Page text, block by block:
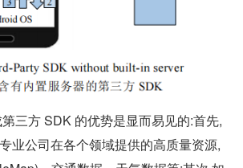
三方 SDK 的优势是显而易见的:首先,
业公司在各个领域提供的高质量资源,